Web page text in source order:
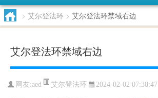
> 艾尔登法环 > 艾尔登法环禁域右边
艾尔登法环禁域右边
网友:aed 艾尔登法环 2024-02-02 07:38:47